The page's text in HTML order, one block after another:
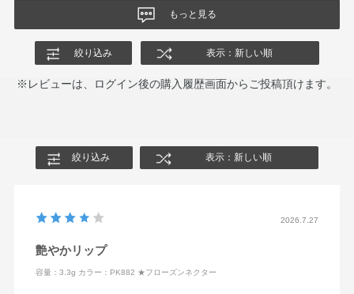
もっと見る
絞り込み 表示：新しい順
※レビューは、ログイン後の購入履歴画面からご投稿頂けます。
絞り込み 表示：新しい順
2026.7.27
艶やかリップ
容量：3.3g カラー：PK882 ★フローズンネクター